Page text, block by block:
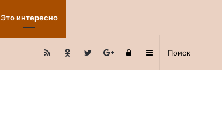
Это интересно
Sidebar
Авторизоваться